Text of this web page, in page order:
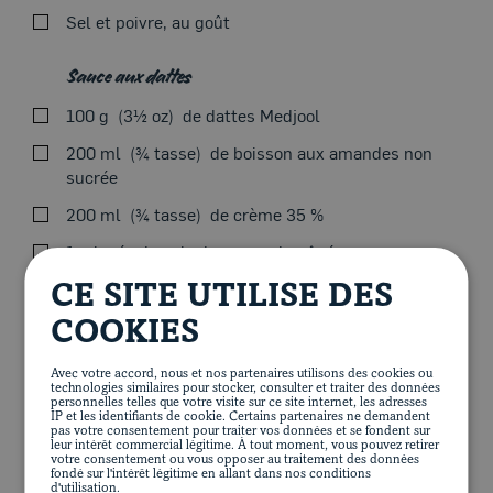
Sel et poivre, au goût
Sauce aux dattes
100 g 3½ oz de dattes Medjool
200 ml
¾ tasse de boisson aux amandes non
sucrée
200 ml
¾ tasse de crème 35 %
1 pincée de noix de muscade, râpée
½ gousse d'ail, épluchée
Sel et poivre, au goût
fois en tout, pour obtenir une bande de pâte de fine
important, à chaque passage de pâte dans le laminoir,
À l’aide du mélangeur à main, mélanger tous les
ingrédients. Réserver.
Dans une casserole, porter à ébullition tous les
ingrédients puis laisser infuser, hors du feu, pendant 1
heure.
À l’aide du mélangeur à main, mélanger et réserver.
VALEUR NUTRITIVE (PAR PORTION)
120 calories
CE SITE UTILISE DES
COOKIES
Avec votre accord, nous et nos partenaires utilisons des cookies ou
technologies similaires pour stocker, consulter et traiter des données
personnelles telles que votre visite sur ce site internet, les adresses
IP et les identifiants de cookie. Certains partenaires ne demandent
pas votre consentement pour traiter vos données et se fondent sur
leur intérêt commercial légitime. À tout moment, vous pouvez retirer
votre consentement ou vous opposer au traitement des données
fondé sur l'intérêt légitime en allant dans nos conditions
d'utilisation.